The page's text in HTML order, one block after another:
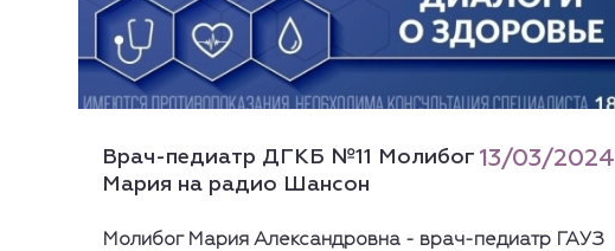
Врач-педиатр ДГКБ №11 Молибог
Мария на радио Шансон
13/03/2024
Молибог Мария Александровна - врач-педиатр ГАУЗ